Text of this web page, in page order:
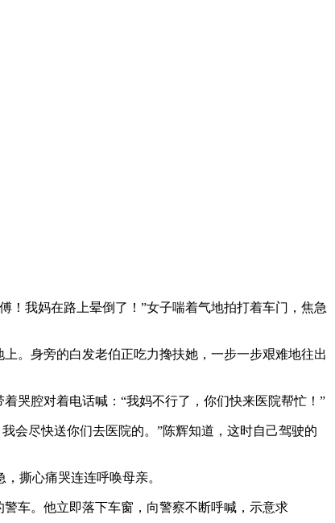
！我妈在路上晕倒了！”女子喘着气地拍打着车门，焦急
。身旁的白发老伯正吃力搀扶她，一步一步艰难地往出
哭腔对着电话喊：“我妈不行了，你们快来医院帮忙！”
会尽快送你们去医院的。”陈辉知道，这时自己驾驶的
撕心痛哭连连呼唤母亲。
车。他立即落下车窗，向警察不断呼喊，示意求